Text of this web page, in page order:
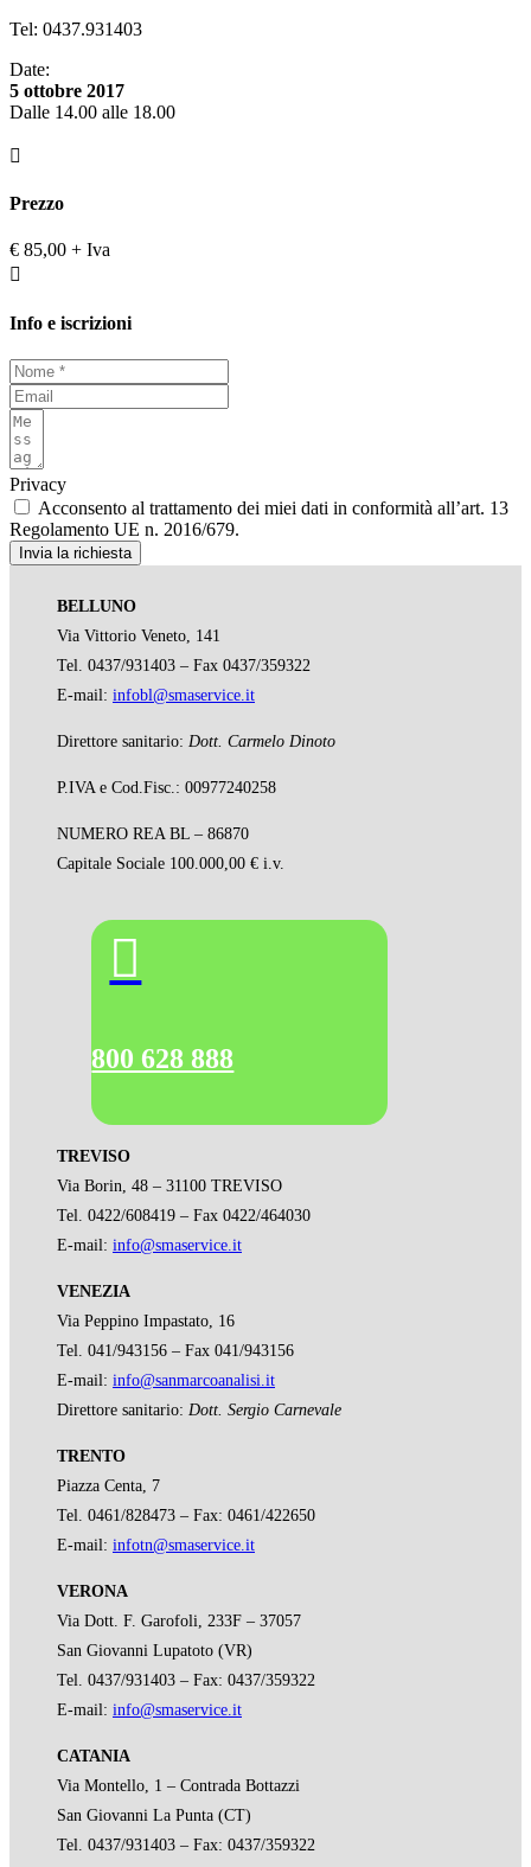
Tel: 0437.931403
Date:
5 ottobre 2017
Dalle 14.00 alle 18.00

Prezzo
€ 85,00 + Iva

Info e iscrizioni
Privacy
Acconsento al trattamento dei miei dati in conformità all’art. 13
Regolamento UE n. 2016/679.
Invia la richiesta
BELLUNO
Via Vittorio Veneto, 141
Tel. 0437/931403 – Fax 0437/359322
E-mail: infobl@smaservice.it
Direttore sanitario: Dott. Carmelo Dinoto
P.IVA e Cod.Fisc.: 00977240258
NUMERO REA BL – 86870
Capitale Sociale 100.000,00 € i.v.

800 628 888
TREVISO
Via Borin, 48 – 31100 TREVISO
Tel. 0422/608419 – Fax 0422/464030
E-mail: info@smaservice.it
VENEZIA
Via Peppino Impastato, 16
Tel. 041/943156 – Fax 041/943156
E-mail: info@sanmarcoanalisi.it
Direttore sanitario: Dott. Sergio Carnevale
TRENTO
Piazza Centa, 7
Tel. 0461/828473 – Fax: 0461/422650
E-mail: infotn@smaservice.it
VERONA
Via Dott. F. Garofoli, 233F – 37057
San Giovanni Lupatoto (VR)
Tel. 0437/931403 – Fax: 0437/359322
E-mail: info@smaservice.it
CATANIA
Via Montello, 1 – Contrada Bottazzi
San Giovanni La Punta (CT)
Tel. 0437/931403 – Fax: 0437/359322